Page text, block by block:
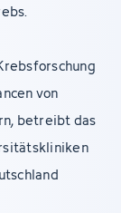
von
betreibt das